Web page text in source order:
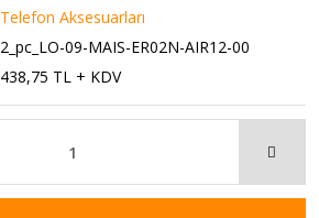
Telefon Aksesuarları
2_pc_LO-09-MAIS-ER02N-AIR12-00
438,75 TL + KDV